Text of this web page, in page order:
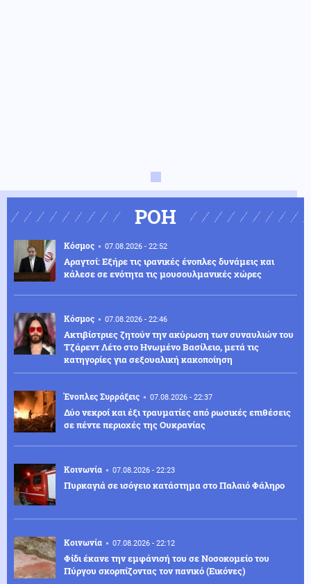
ΡΟΗ
Κόσμος 07.08.2026 - 22:52
Αραγτσί: Εξήρε τις ιρανικές ένοπλες δυνάμεις και
κάλεσε σε ενότητα τις μουσουλμανικές χώρες
Κόσμος 07.08.2026 - 22:46
Ακτιβίστριες ζητούν την ακύρωση των συναυλιών του
Τζάρεντ Λέτο στο Ηνωμένο Βασίλειο, μετά τις
κατηγορίες για σεξουαλική κακοποίηση
Ένοπλες Συρράξεις 07.08.2026 - 22:37
Δύο νεκροί και έξι τραυματίες από ρωσικές επιθέσεις
σε πέντε περιοχές της Ουκρανίας
Κοινωνία 07.08.2026 - 22:23
Πυρκαγιά σε ισόγειο κατάστημα στο Παλαιό Φάληρο
Κοινωνία 07.08.2026 - 22:12
Φίδι έκανε την εμφάνισή του σε Νοσοκομείο του
Πύργου σκορπίζοντας τον πανικό (Εικόνες)